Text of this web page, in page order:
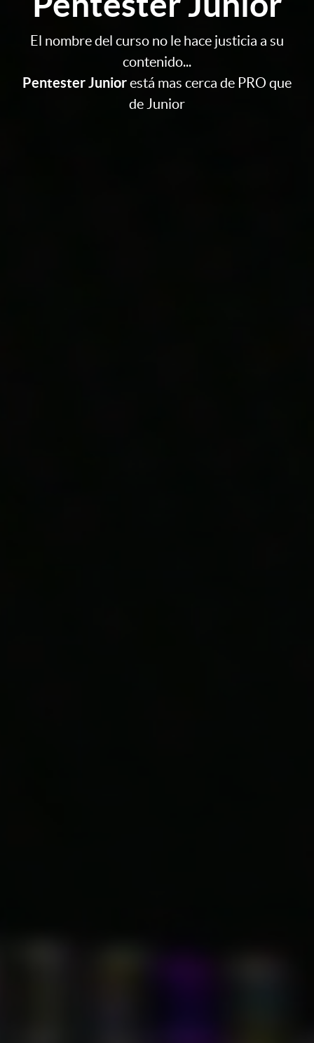
El nombre del curso no le hace justicia a su
contenido...
Pentester Juniorestá mas cerca de PRO que
de Junior